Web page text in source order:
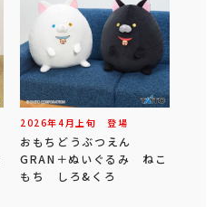
2026年4 月 上旬 登場
おもちどうぶつえん
GRAN＋ぬいぐるみ ねこ
もち しろ&くろ